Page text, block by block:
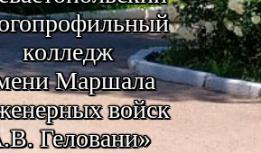
колледж
Маршала
войск
Геловани»